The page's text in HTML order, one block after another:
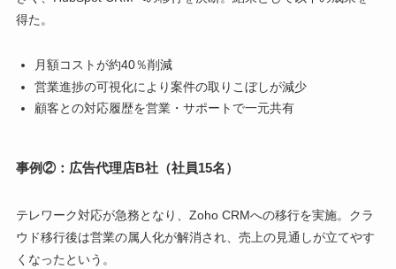
得た。
月額コストが約40％削減
営業進捗の可視化により案件の取りこぼしが減少
顧客との対応履歴を営業・サポートで一元共有
事例②：広告代理店B社（社員15名）
テレワーク対応が急務となり、Zoho CRMへの移行を実施。クラ
ウド移行後は営業の属人化が解消され、売上の見通しが立てやす
くなったという。